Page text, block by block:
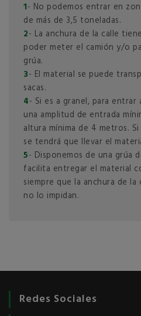
1- No podemos entrar en
de más de 3,5 toneladas.
2- La anchura de la calle
poder meter el camión y/o
grúa.
3- El material se puede
sacas.
4- Si es a granel, para
una amplitud de entrada
altura mínima de 4 metros.
se tendrá que llevar el
5- Disponemos de una grúa
facilita entregar el material
siempre que la anchura de
no lo impidan.
Redes Sociales